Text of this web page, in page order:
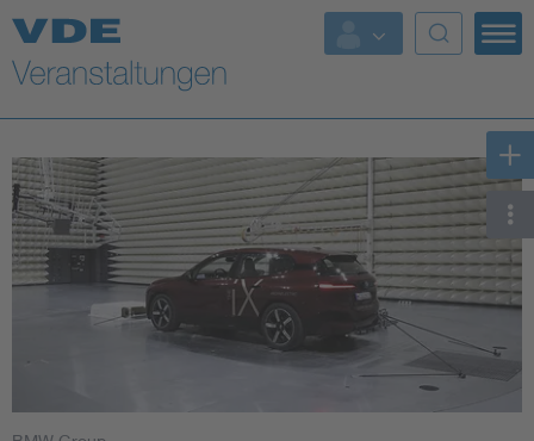
Top Themen
Fokusthemen
Energy
AI & Digital Trust
Health